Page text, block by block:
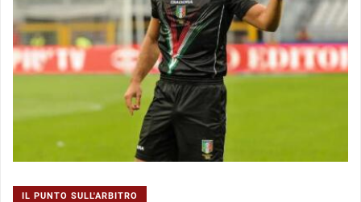
IL PUNTO SULL'ARBITRO